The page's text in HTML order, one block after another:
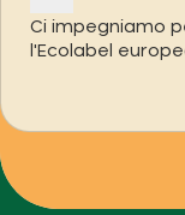
Ci impegniamo
l'Ecolabel